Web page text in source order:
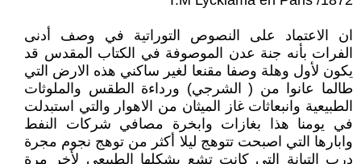
ان الاعتماد على النصوص التوراتية في وصف أدنى
الفرات بأنه جنة عدن الموصوفة في الكتاب المقدس قد
يكون لأول وهلة وصفا مقنعا لغير ساكني هذه الارض التي
طالما عانوا من ( الشرجي) ورداءة الطقس والملوثات
الطبيعية وانبعاثات غاز الميثان من الاهوار والتي استبدلت
في يومنا هذا بغازات وابخرة مصافي شركات النفط
وابارها التي اصبحت تتوهج ليلا أكثر من توهج نجوم مجرة
درب التبانة التي كانت تشع بشكلها الطبيعي لأخر مرة